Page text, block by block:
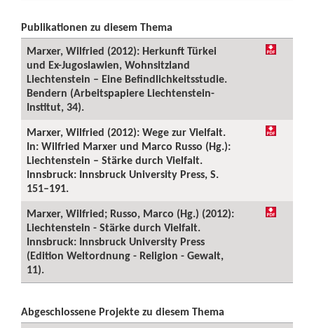
Publikationen zu diesem Thema
Marxer, Wilfried (2012): Herkunft Türkei
und Ex-Jugoslawien, Wohnsitzland
Liechtenstein – Eine Befindlichkeitsstudie.
Bendern (Arbeitspapiere Liechtenstein-
Institut, 34).
Marxer, Wilfried (2012): Wege zur Vielfalt.
In: Wilfried Marxer und Marco Russo (Hg.):
Liechtenstein – Stärke durch Vielfalt.
Innsbruck: Innsbruck University Press, S.
151–191.
Marxer, Wilfried; Russo, Marco (Hg.) (2012):
Liechtenstein - Stärke durch Vielfalt.
Innsbruck: Innsbruck University Press
(Edition Weltordnung - Religion - Gewalt,
11).
Abgeschlossene Projekte zu diesem Thema